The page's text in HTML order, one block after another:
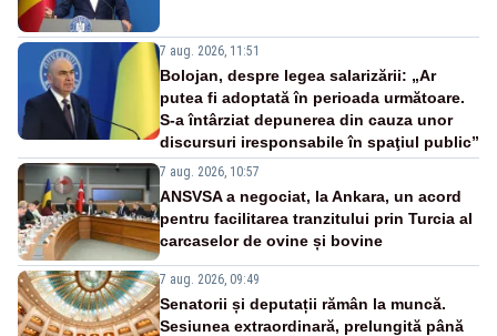
7 aug. 2026, 11:51
Bolojan, despre legea salarizării: „Ar
putea fi adoptată în perioada următoare.
S-a întârziat depunerea din cauza unor
discursuri iresponsabile în spaţiul public”
7 aug. 2026, 10:57
ANSVSA a negociat, la Ankara, un acord
pentru facilitarea tranzitului prin Turcia al
carcaselor de ovine și bovine
7 aug. 2026, 09:49
Senatorii și deputații rămân la muncă.
Sesiunea extraordinară, prelungită până